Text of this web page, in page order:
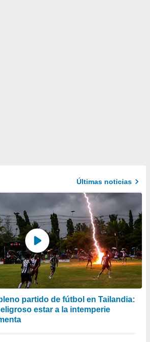
Últimas noticias
partido de fútbol en Tailandia:
estar a la intemperie